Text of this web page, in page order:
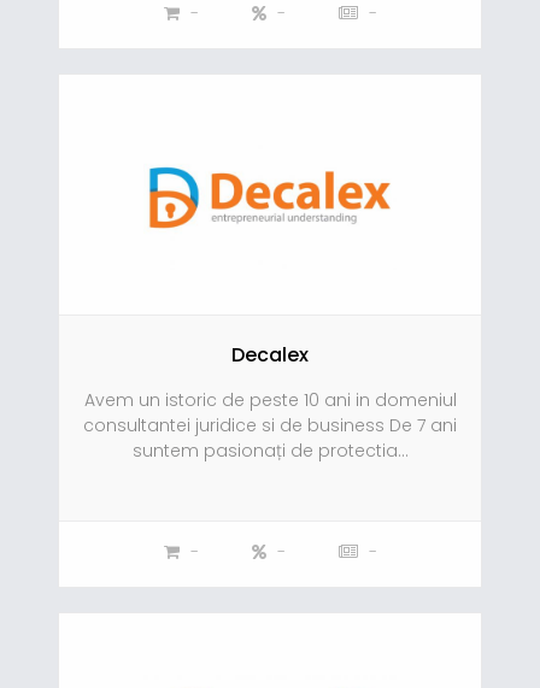
- - -
Decalex
Avem un istoric de peste 10 ani in domeniul
consultantei juridice si de business De 7 ani
suntem pasionați de protectia...
- - -